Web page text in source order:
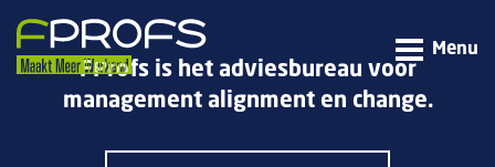
Menu
FProfs is het adviesbureau voor
management alignment en change.